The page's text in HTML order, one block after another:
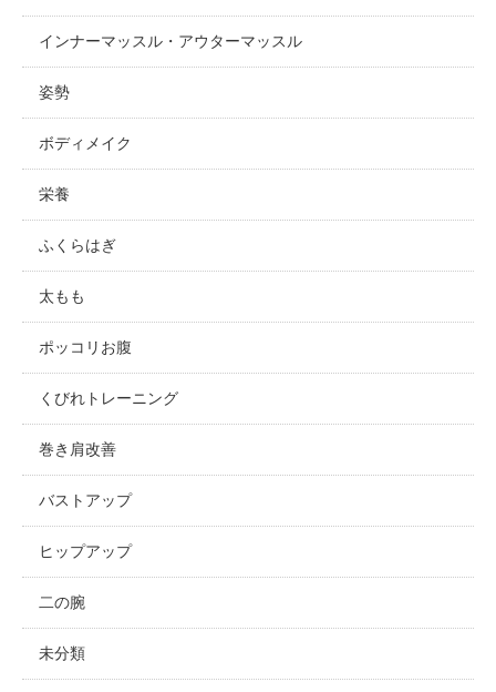
インナーマッスル・アウターマッスル
姿勢
ボディメイク
栄養
ふくらはぎ
太もも
ポッコリお腹
くびれトレーニング
巻き肩改善
バストアップ
ヒップアップ
二の腕
未分類